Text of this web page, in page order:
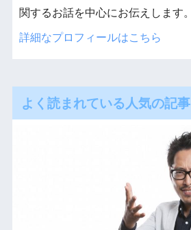
関するお話を中心にお伝えします。
詳細なプロフィールはこちら
よく読まれている人気の記事